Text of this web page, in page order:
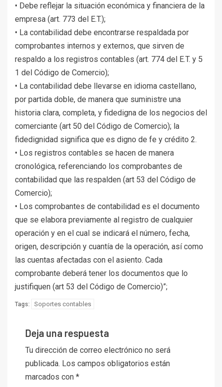
• Debe reflejar la situación económica y financiera de la
empresa (art. 773 del E.T.);
• La contabilidad debe encontrarse respaldada por
comprobantes internos y externos, que sirven de
respaldo a los registros contables (art. 774 del E.T. y 5
1 del Código de Comercio);
• La contabilidad debe llevarse en idioma castellano,
por partida doble, de manera que suministre una
historia clara, completa, y fidedigna de los negocios del
comerciante (art 50 del Código de Comercio); la
fidedignidad significa que es digno de fe y crédito 2.
• Los registros contables se hacen de manera
cronológica, referenciando los comprobantes de
contabilidad que las respalden (art 53 del Código de
Comercio);
• Los comprobantes de contabilidad es el documento
que se elabora previamente al registro de cualquier
operación y en el cual se indicará el número, fecha,
origen, descripción y cuantía de la operación, así como
las cuentas afectadas con el asiento. Cada
comprobante deberá tener los documentos que lo
justifiquen (art 53 del Código de Comercio)”;
Tags: Soportes contables
Deja una respuesta
Tu dirección de correo electrónico no será
publicada. Los campos obligatorios están
marcados con *